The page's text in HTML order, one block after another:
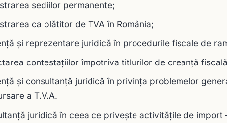
sediilor permanente;
ca plătitor de TVA în România;
și reprezentare juridică în procedurile fiscale de
contestațiilor împotriva titlurilor de creanță
și consultanță juridică în privința problemelor
a T.V.A.
juridică în ceea ce privește activitățile de import